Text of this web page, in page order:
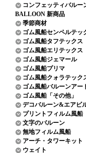
コンフェッティバルー
BALLOON 新商品
季節商材
ゴム風船センペルテッ
ゴム風船タフテックス
ゴム風船エリテックス
ゴム風船ジェマール
ゴム風船プリマ
ゴム風船クォラテック
ゴム風船バルーンアー
ゴム風船「その他」
デコバルーン&エアビ
プリントフィルム風船
文字のバルーン
無地フィルム風船
アーチ・タワーキット
ウェイト